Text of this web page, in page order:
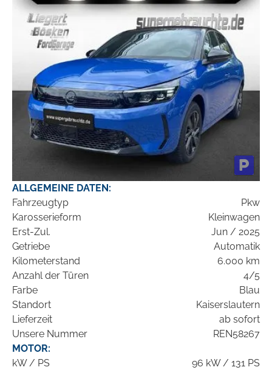
ALLGEMEINE DATEN:
Fahrzeugtyp
Pkw
Karosserieform
Kleinwagen
Erst-Zul.
Jun / 2025
Getriebe
Automatik
Kilometerstand
6.000 km
Anzahl der Türen
4/5
Farbe
Blau
Standort
Kaiserslautern
Lieferzeit
ab sofort
Unsere Nummer
REN58267
MOTOR:
kW / PS
96 kW / 131 PS